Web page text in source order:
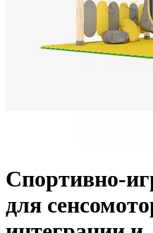
Спортивно-
для